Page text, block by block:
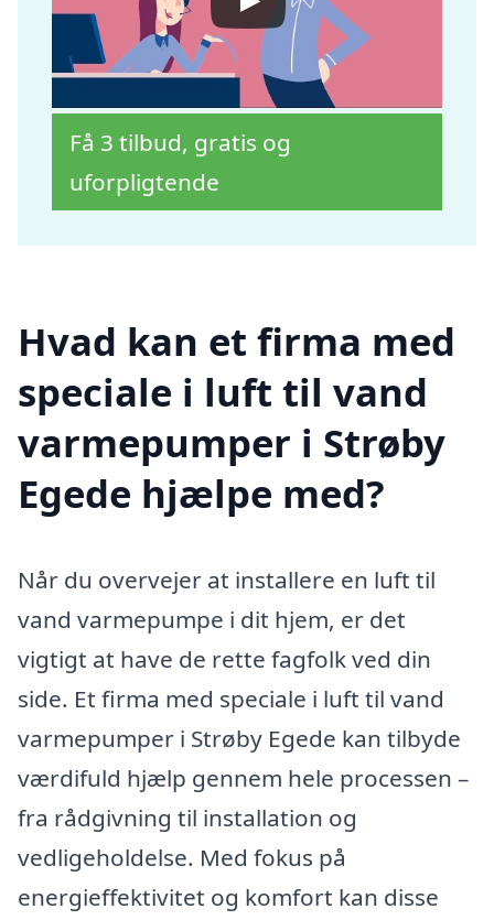
Få 3 tilbud, gratis og
uforpligtende
Hvad kan et firma med
speciale i luft til vand
varmepumper i Strøby
Egede hjælpe med?
Når du overvejer at installere en luft til
vand varmepumpe i dit hjem, er det
vigtigt at have de rette fagfolk ved din
side. Et firma med speciale i luft til vand
varmepumper i Strøby Egede kan tilbyde
værdifuld hjælp gennem hele processen –
fra rådgivning til installation og
vedligeholdelse. Med fokus på
energieffektivitet og komfort kan disse